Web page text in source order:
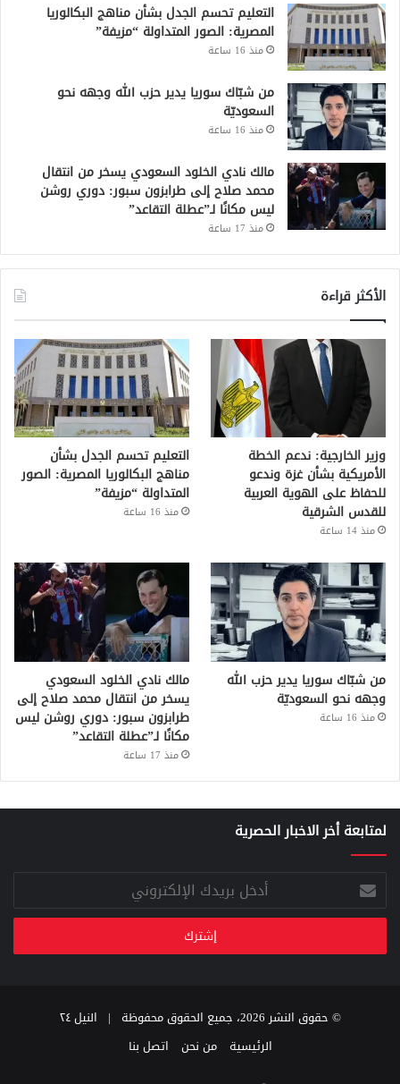
التعليم تحسم الجدل بشأن مناهج البكالوريا
المصرية: الصور المتداولة “مزيفة”
منذ 16 ساعة
من شبّاك سوريا يدير حزب الله وجهه نحو
السعوديّة
منذ 16 ساعة
مالك نادي الخلود السعودي يسخر من انتقال
محمد صلاح إلى طرابزون سبور: دوري روشن
ليس مكانًا لـ”عطلة التقاعد”
منذ 17 ساعة
الأكثر قراءة
وزير الخارجية: ندعم الخطة
الأمريكية بشأن غزة وندعو
للحفاظ على الهوية العربية
للقدس الشرقية
منذ 14 ساعة
التعليم تحسم الجدل بشأن
مناهج البكالوريا المصرية: الصور
المتداولة “مزيفة”
منذ 16 ساعة
من شبّاك سوريا يدير حزب الله
وجهه نحو السعوديّة
منذ 16 ساعة
مالك نادي الخلود السعودي
يسخر من انتقال محمد صلاح إلى
طرابزون سبور: دوري روشن ليس
مكانًا لـ”عطلة التقاعد”
منذ 17 ساعة
لمتابعة أخر الاخبار الحصرية
أدخل
بريدك
الإلكتروني
© حقوق النشر 2026، جميع الحقوق محفوظة |
النيل ٢٤
الرئيسية
من نحن اتصل بنا